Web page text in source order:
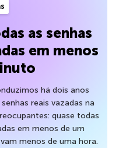
as senhas
em menos
há dois anos
reais vazadas na
quase todas
em menos de um
menos de uma hora.